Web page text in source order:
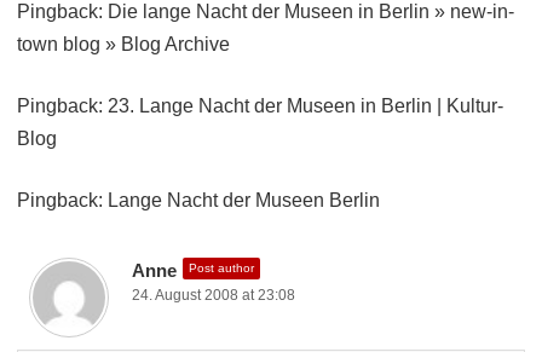
Pingback: Die lange Nacht der Museen in Berlin » new-in-
town blog » Blog Archive
Pingback: 23. Lange Nacht der Museen in Berlin | Kultur-
Blog
Pingback: Lange Nacht der Museen Berlin
Anne Post author
24. August 2008 at 23:08